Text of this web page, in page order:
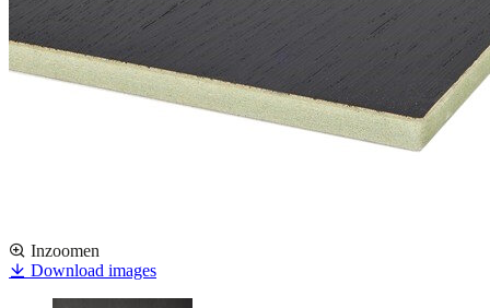
Inzoomen
Download images